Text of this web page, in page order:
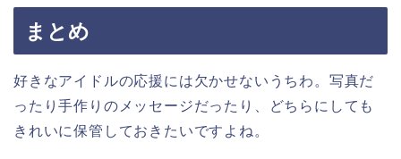
まとめ
好きなアイドルの応援には欠かせないうちわ。写真だ
ったり手作りのメッセージだったり、どちらにしても
きれいに保管しておきたいですよね。